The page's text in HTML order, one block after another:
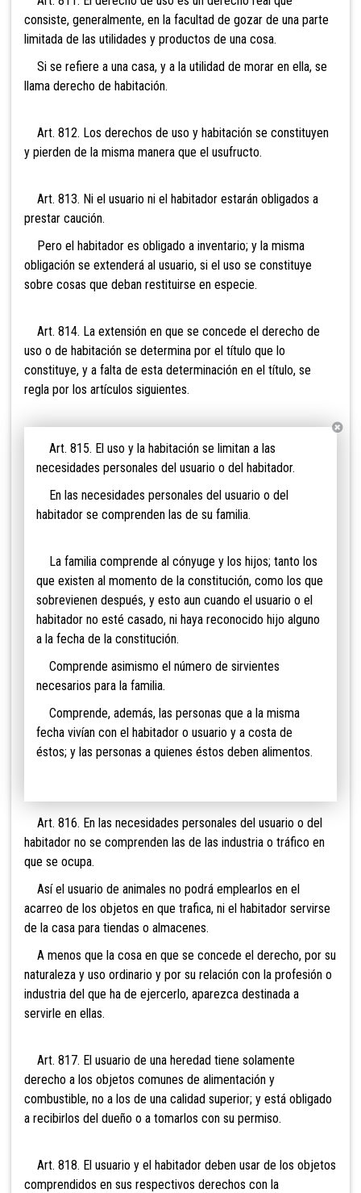
consiste, generalmente, en la facultad de gozar de una parte
limitada de las utilidades y productos de una cosa.
Si se refiere a una casa, y a la utilidad de morar en ella, se
llama derecho de habitación.
Art. 812. Los derechos de uso y habitación se constituyen
y pierden de la misma manera que el usufructo.
Art. 813. Ni el usuario ni el habitador estarán obligados a
prestar caución.
Pero el habitador es obligado a inventario; y la misma
obligación se extenderá al usuario, si el uso se constituye
sobre cosas que deban restituirse en especie.
Art. 814. La extensión en que se concede el derecho de
uso o de habitación se determina por el título que lo
constituye, y a falta de esta determinación en el título, se
regla por los artículos siguientes.
Art. 815. El uso y la habitación se limitan a las
necesidades personales del usuario o del habitador.
En las necesidades personales del usuario o del
habitador se comprenden las de su familia.
La familia comprende al cónyuge y los hijos; tanto los
que existen al momento de la constitución, como los que
sobrevienen después, y esto aun cuando el usuario o el
habitador no esté casado, ni haya reconocido hijo alguno
a la fecha de la constitución.
Comprende asimismo el número de sirvientes
necesarios para la familia.
Comprende, además, las personas que a la misma
fecha vivían con el habitador o usuario y a costa de
éstos; y las personas a quienes éstos deben alimentos.
Art. 816. En las necesidades personales del usuario o del
habitador no se comprenden las de las industria o tráfico en
que se ocupa.
Así el usuario de animales no podrá emplearlos en el
acarreo de los objetos en que trafica, ni el habitador servirse
de la casa para tiendas o almacenes.
A menos que la cosa en que se concede el derecho, por su
naturaleza y uso ordinario y por su relación con la profesión o
industria del que ha de ejercerlo, aparezca destinada a
servirle en ellas.
Art. 817. El usuario de una heredad tiene solamente
derecho a los objetos comunes de alimentación y
combustible, no a los de una calidad superior; y está obligado
a recibirlos del dueño o a tomarlos con su permiso.
Art. 818. El usuario y el habitador deben usar de los objetos
comprendidos en sus respectivos derechos con la